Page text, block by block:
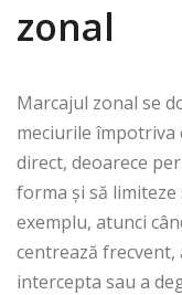
zonal
Marcajul zonal se
meciurile împotriva
direct, deoarece
forma și să
exemplu, atunci
centrează
intercepta sau a